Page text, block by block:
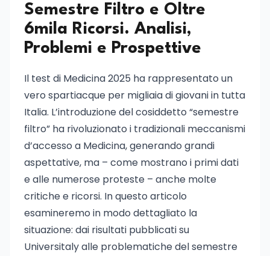
Semestre Filtro e Oltre
6mila Ricorsi. Analisi,
Problemi e Prospettive
Il test di Medicina 2025 ha rappresentato un
vero spartiacque per migliaia di giovani in tutta
Italia. L’introduzione del cosiddetto “semestre
filtro” ha rivoluzionato i tradizionali meccanismi
d’accesso a Medicina, generando grandi
aspettative, ma – come mostrano i primi dati
e alle numerose proteste – anche molte
critiche e ricorsi. In questo articolo
esamineremo in modo dettagliato la
situazione: dai risultati pubblicati su
Universitaly alle problematiche del semestre